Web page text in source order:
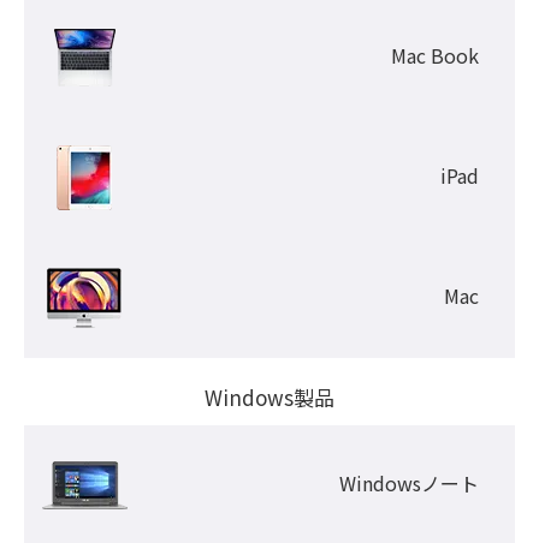
Mac Book
iPad
Mac
Windows製品
Windowsノート